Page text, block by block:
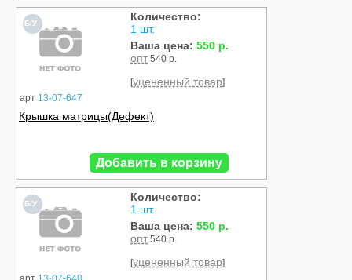
Б/У
арт 13-07-647
Количество:
1 шт.
Ваша цена: 550 р.
опт 540 р.
[уцененный товар]
Крышка матрицы(Дефект)
Добавить в корзину
Б/У
Количество:
1 шт.
Ваша цена: 550 р.
опт 540 р.
[уцененный товар]